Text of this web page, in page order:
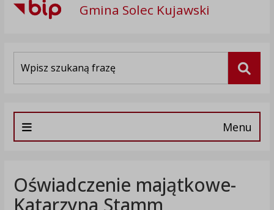
Gmina Solec Kujawski
Menu
Oświadczenie majątkowe-
Katarzyna Stamm